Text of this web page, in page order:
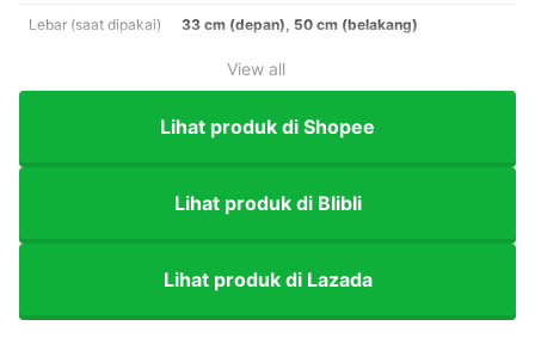
Lebar (saat dipakai) 33 cm (depan), 50 cm (belakang)
View all
Lihat produk di Shopee
Lihat produk di Blibli
Lihat produk di Lazada